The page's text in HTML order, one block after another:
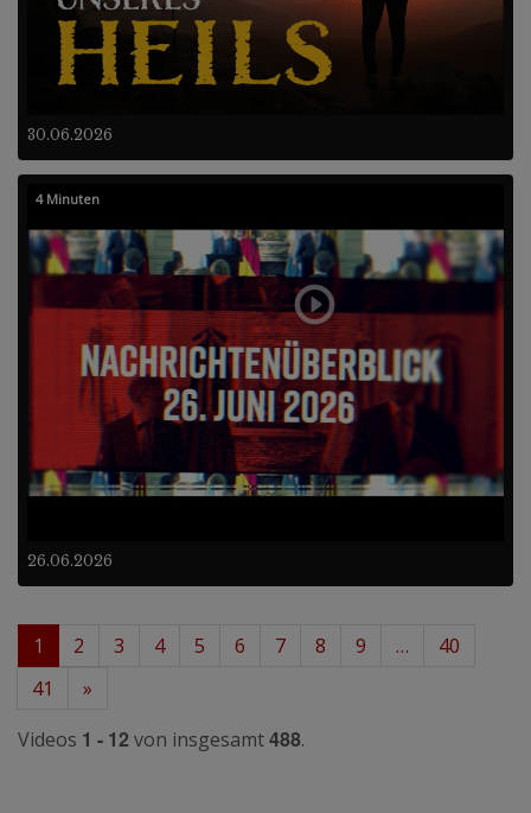
30.06.2026
26.06.2026
4 Minuten
1 2 3 4 5 6 7 8 9 …
40
41
»
Videos 1 - 12 von insgesamt488.